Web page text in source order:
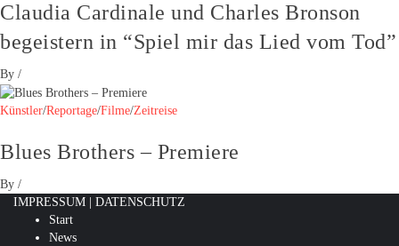
Claudia Cardinale und Charles Bronson
begeistern in “Spiel mir das Lied vom Tod”
By /
Künstler/Reportage/Filme/Zeitreise
Blues Brothers – Premiere
By /
IMPRESSUM
DATENSCHUTZ
Start
News